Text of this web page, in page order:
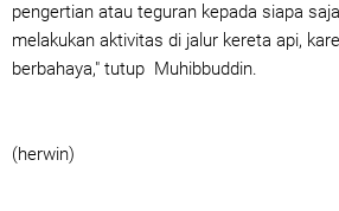
pengertian atau teguran kepada siapa
melakukan aktivitas di jalur kereta api,
berbahaya," tutup Muhibbuddin.
(herwin)